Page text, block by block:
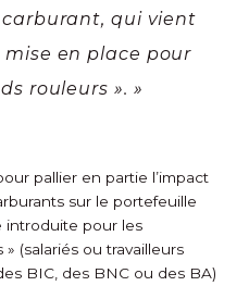
qui vient
mise en place pour
rouleurs ». »
pallier en partie l’impact
sur le portefeuille
introduite pour les
(salariés ou travailleurs
BIC, des BNC ou des BA)